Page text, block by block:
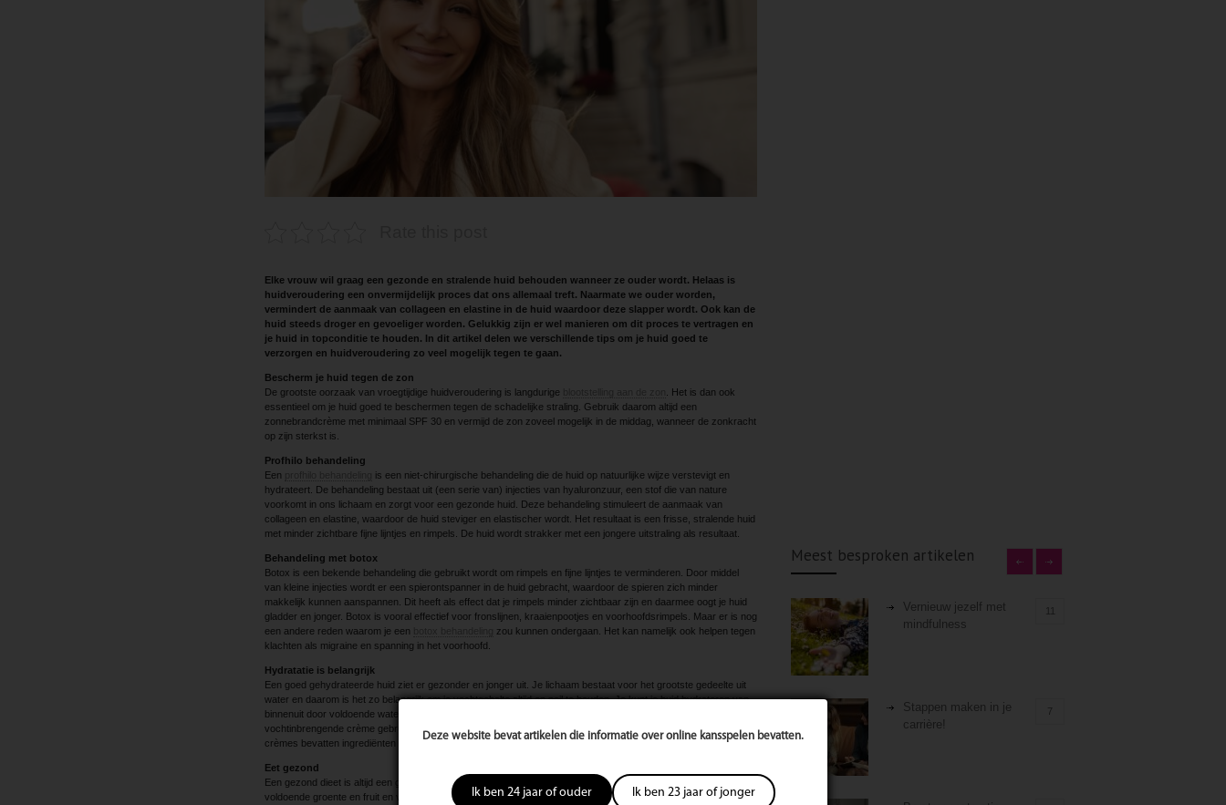
Deze website bevat artikelen die informatie over online kansspelen bevatten.
Ik ben 24 jaar of ouder Ik ben 23 jaar of jonger
Elke vrouw wil graag een gezonde en stralende huid behouden wanneer ze ouder wordt. Helaas is
huidveroudering een onvermijdelijk proces dat ons allemaal treft. Naarmate we ouder worden,
vermindert de aanmaak van collageen en elastine in de huid waardoor deze slapper wordt. Ook kan de
huid steeds droger en gevoeliger worden. Gelukkig zijn er wel manieren om dit proces te vertragen en
je huid in topconditie te houden. In dit artikel delen we verschillende tips om je huid goed te
verzorgen en huidveroudering zo veel mogelijk tegen te gaan.
Bescherm je huid tegen de zon
De grootste oorzaak van vroegtijdige huidveroudering is langdurige
. Het is dan ook
essentieel om je huid goed te beschermen tegen de schadelijke straling. Gebruik daarom altijd een
zonnebrandcrème met minimaal SPF 30 en vermijd de zon zoveel mogelijk in de middag, wanneer de zonkracht
op zijn sterkst is.
Profhilo behandeling
Een
is een niet-chirurgische behandeling die de huid op natuurlijke wijze verstevigt en
hydrateert. De behandeling bestaat uit (een serie van) injecties van hyaluronzuur, een stof die van nature
voorkomt in ons lichaam en zorgt voor een gezonde huid. Deze behandeling stimuleert de aanmaak van
collageen en elastine, waardoor de huid steviger en elastischer wordt. Het resultaat is een frisse, stralende huid
met minder zichtbare fijne lijntjes en rimpels. De huid wordt strakker met een jongere uitstraling als resultaat.
Behandeling met botox
Botox is een bekende behandeling die gebruikt wordt om rimpels en fijne lijntjes te verminderen. Door middel
van kleine injecties wordt er een spierontspanner in de huid gebracht, waardoor de spieren zich minder
makkelijk kunnen aanspannen. Dit heeft als effect dat je rimpels minder zichtbaar zijn en daarmee oogt je huid
gladder en jonger. Botox is vooral effectief voor fronslijnen, kraaienpootjes en voorhoofdsrimpels. Maar er is nog
een andere reden waarom je een
zou kunnen ondergaan. Het kan namelijk ook helpen tegen
klachten als migraine en spanning in het voorhoofd.
Hydratatie is belangrijk
Een goed gehydrateerde huid ziet er gezonder en jonger uit. Je lichaam bestaat voor het grootste gedeelte uit
water en daarom is het zo belangrijk om je vochtgehalte altijd op peil te houden. Je kunt je huid hydrateren van
binnenuit door voldoende water te drinken, het liefst zo’n 1,5 tot 2 liter per dag. Daarnaast kun je een
vochtinbrengende crème gebruiken om je droge huid te hydrateren. Let altijd goed op de inhoud, want sommige
crèmes bevatten ingrediënten die de huid juist droger maken. Kies voor een product dat past bij jouw huidtype.
Eet gezond
Een gezond dieet is altijd een goede keuze, maar kan zeker ook bijdragen aan een gezonde huid. Eet
voldoende groente en fruit en vermijd suiker en bewerkte voedingsmiddelen. Ook omega-3 vetzuren, die je
Meest besproken artikelen
Vernieuw jezelf met
mindfulness
Stappen maken in je
carrière!
7